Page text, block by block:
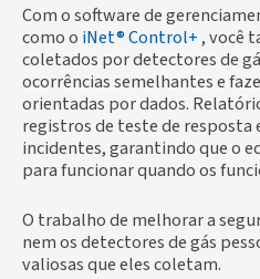
Com o software de
como o iNet® Control+ , você
coletados por detectores de
ocorrências semelhantes e
orientadas por dados.
registros de teste de resposta
incidentes, garantindo que o
para funcionar quando os
O trabalho de melhorar a
nem os detectores de gás
valiosas que eles coletam.